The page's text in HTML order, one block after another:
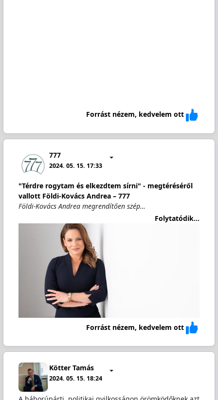
Forrást nézem, kedvelem ott
777
2024. 05. 15. 17:33
"Térdre rogytam és elkezdtem sírni" - megtéréséről
vallott Földi-Kovács Andrea – 777
Földi-Kovács Andrea megrendítően szép…
Folytatódik...
Forrást nézem, kedvelem ott
Kötter Tamás
2024. 05. 15. 18:24